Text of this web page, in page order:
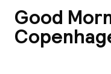
Good